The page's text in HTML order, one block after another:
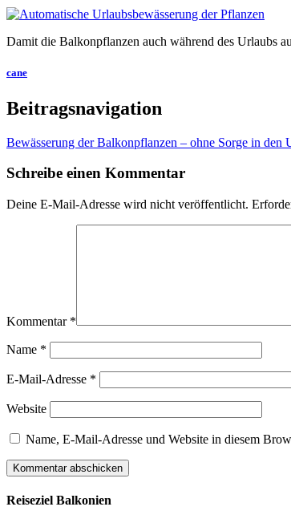
Damit die Balkonpflanzen auch während des Urlaubs
cane
Beitragsnavigation
Bewässerung der Balkonpflanzen – ohne Sorge in den
Schreibe einen Kommentar
Deine E-Mail-Adresse wird nicht veröffentlicht.
Kommentar *
Name *
E-Mail-Adresse *
Website
Name, E-Mail-Adresse und Website in diesem
Reiseziel Balkonien